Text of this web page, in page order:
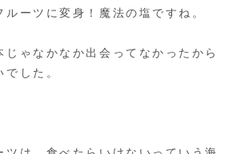
ーツに変身！魔法の塩ですね。
じゃなかなか出会ってなかったから
した。